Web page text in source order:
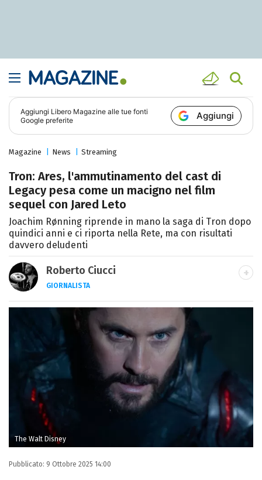
Aggiungi Libero Magazine alle tue fonti
Google preferite
Aggiungi
Magazine News Streaming
Tron: Ares, l'ammutinamento del cast di
Legacy pesa come un macigno nel film
sequel con Jared Leto
Joachim Rønning riprende in mano la saga di Tron dopo
quindici anni e ci riporta nella Rete, ma con risultati
davvero deludenti
Roberto Ciucci
GIORNALISTA
INSTAGRAM
FACEBOOK
Appassionato di sport, avido consumatore
di manga e film, cultore di tutto ciò che è
stato girato da Quentin Tarantino e
musicista nel tempo libero.
The Walt Disney
Pubblicato: 9 Ottobre 2025 14:00